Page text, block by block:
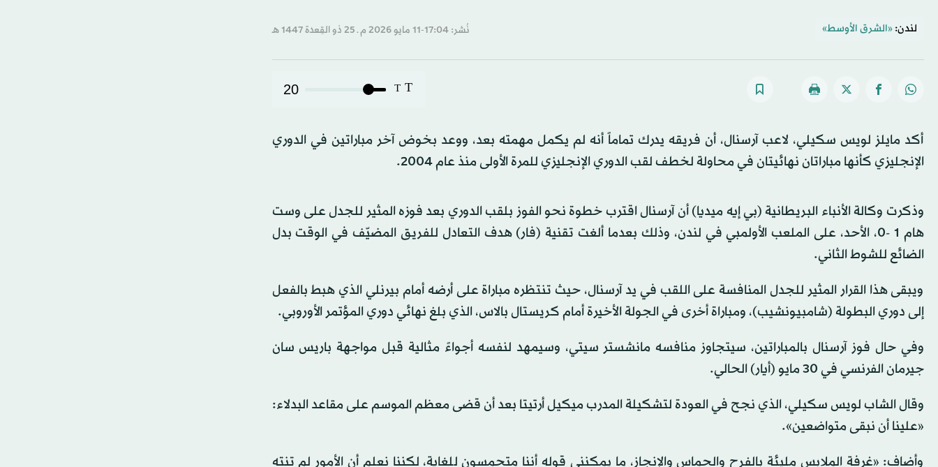
لندن: «الشرق الأوسط» نُشر: 17:04-11 مايو 2026 م ـ 25 ذو القِعدة 1447 هـ
T
T
20
أكد مايلز لويس سكيلي، لاعب آرسنال، أن فريقه يدرك تماماً أنه لم يكمل مهمته بعد، ووعد بخوض آخر مباراتين في الدوري
الإنجليزي كأنها مباراتان نهائيتان في محاولة لخطف لقب الدوري الإنجليزي للمرة الأولى منذ عام 2004.
وذكرت وكالة الأنباء البريطانية (بي إيه ميديا) أن آرسنال اقترب خطوة نحو الفوز بلقب الدوري بعد فوزه المثير للجدل على وست
هام 1 -0، الأحد، على الملعب الأولمبي في لندن، وذلك بعدما ألغت تقنية (فار) هدف التعادل للفريق المضيّف في الوقت بدل
الضائع للشوط الثاني.
ويبقى هذا القرار المثير للجدل المنافسة على اللقب في يد آرسنال، حيث تنتظره مباراة على أرضه أمام بيرنلي الذي هبط بالفعل
إلى دوري البطولة (شامبيونشيب)، ومباراة أخرى في الجولة الأخيرة أمام كريستال بالاس، الذي بلغ نهائي دوري المؤتمر الأوروبي.
وفي حال فوز آرسنال بالمباراتين، سيتجاوز منافسه مانشستر سيتي، وسيمهد لنفسه أجواءً مثالية قبل مواجهة باريس سان
جيرمان الفرنسي في 30 مايو (أيار) الحالي.
وقال الشاب لويس سكيلي، الذي نجح في العودة لتشكيلة المدرب ميكيل أرتيتا بعد أن قضى معظم الموسم على مقاعد البدلاء:
«علينا أن نبقى متواضعين».
وأضاف: «غرفة الملابس مليئة بالفرح والحماس والإنجاز، ما يمكنني قوله أننا متحمسون للغاية، لكننا نعلم أن الأمور لم تنته